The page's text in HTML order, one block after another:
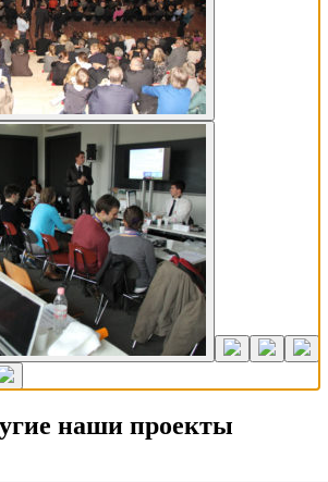
наши проекты